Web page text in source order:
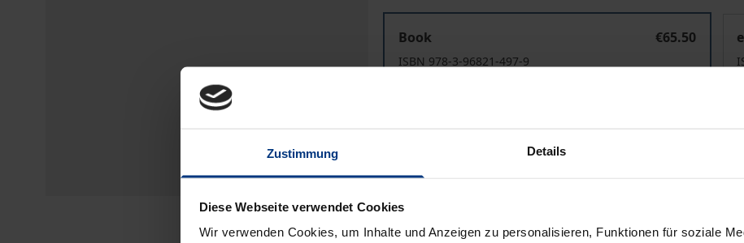
Zustimmung Details
Diese Webseite verwendet Cookies
Wir verwenden Cookies, um Inhalte und Anzeigen zu personalisieren, Funktionen für soziale
Book
€65.50
ISBN 978-3-96821-497-9
Delivery cost notice